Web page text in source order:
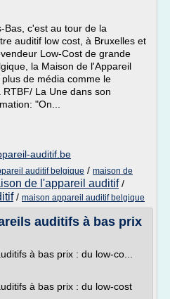
Bas, c'est au tour de la
auditif low cost, à Bruxelles et
Low-Cost de grande
la Maison de l'Appareil
de média comme le
La Une dans son
"On...
auditif.be
auditif belgique / maison de
de l'appareil auditif/
/ maison appareil auditif belgique
auditifs à bas prix
à bas prix : du low-co...
à bas prix : du low-cost